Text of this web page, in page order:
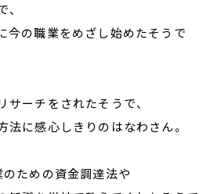
今の職業をめざし始めたそうで
サーチをされたそうで、
法に感心しきりのはなわさん。
のための資金調達法や